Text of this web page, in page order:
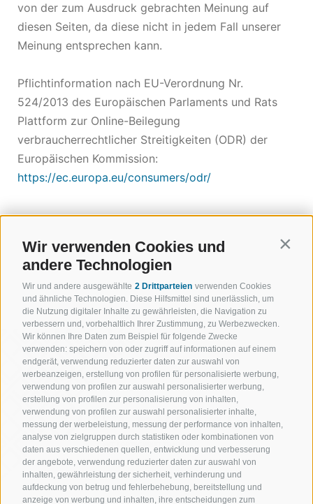
Wir verwenden Cookies und
andere Technologien
Wir und andere ausgewählte 2 Drittparteien verwenden Cookies
und ähnliche Technologien. Diese Hilfsmittel sind unerlässlich, um
die Nutzung digitaler Inhalte zu gewährleisten, die Navigation zu
verbessern und, vorbehaltlich Ihrer Zustimmung, zu Werbezwecken.
Wir können Ihre Daten zum Beispiel für folgende Zwecke
verwenden: speichern von oder zugriff auf informationen auf einem
endgerät, verwendung reduzierter daten zur auswahl von
werbeanzeigen, erstellung von profilen für personalisierte werbung,
verwendung von profilen zur auswahl personalisierter werbung,
erstellung von profilen zur personalisierung von inhalten,
verwendung von profilen zur auswahl personalisierter inhalte,
messung der werbeleistung, messung der performance von inhalten,
analyse von zielgruppen durch statistiken oder kombinationen von
daten aus verschiedenen quellen, entwicklung und verbesserung
der angebote, verwendung reduzierter daten zur auswahl von
inhalten, gewährleistung der sicherheit, verhinderung und
aufdeckung von betrug und fehlerbehebung, bereitstellung und
anzeige von werbung und inhalten, ihre entscheidungen zum
von der zum Ausdruck gebrachten Meinung auf
diesen Seiten, da diese nicht in jedem Fall unserer
Meinung entsprechen kann.
Pflichtinformation nach EU-Verordnung Nr.
524/2013 des Europäischen Parlaments und Rats
Plattform zur Online-Beilegung
verbraucherrechtlicher Streitigkeiten (ODR) der
Europäischen Kommission:
https://ec.europa.eu/consumers/odr/